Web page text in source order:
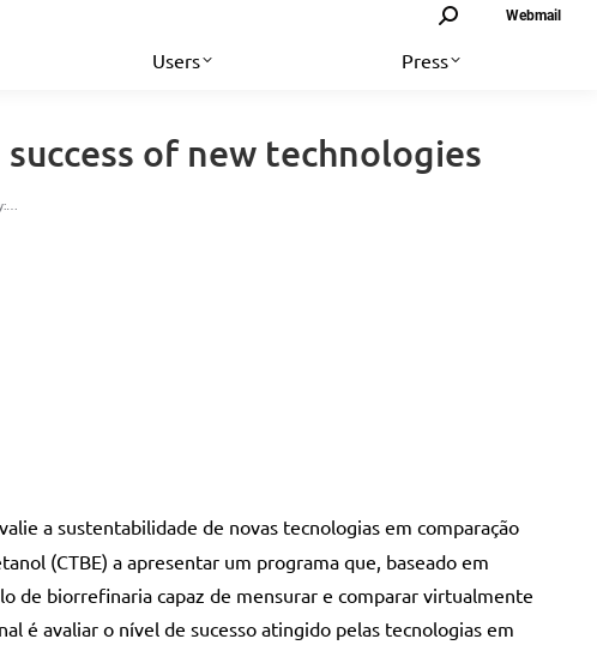
Search: Webmail
Users Press
of new technologies
a sustentabilidade de novas tecnologias em comparação
(CTBE) a apresentar um programa que, baseado em
de biorrefinaria capaz de mensurar e comparar virtualmente
é avaliar o nível de sucesso atingido pelas tecnologias em